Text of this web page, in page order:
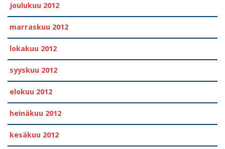
joulukuu 2012
marraskuu 2012
lokakuu 2012
syyskuu 2012
elokuu 2012
heinäkuu 2012
kesäkuu 2012